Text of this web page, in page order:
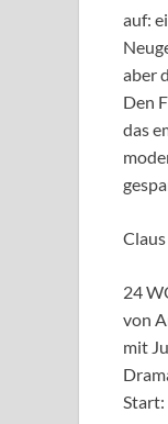
auf:
aber
Den
das
24
von
mit
Start: